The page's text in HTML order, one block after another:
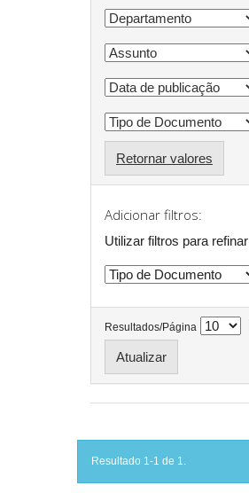
Retornar valores
Adicionar filtros:
Utilizar filtros para
Resultados/Página
Resultado 1-1 de 1.